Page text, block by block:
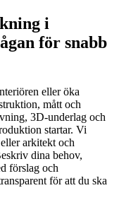
i
för snabb
eller öka
mått och
3D-underlag och
startar. Vi
arkitekt och
dina behov,
förslag och
för att du ska